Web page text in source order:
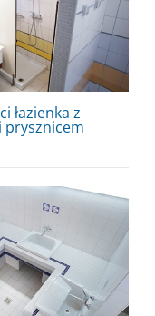
łazienka z
prysznicem